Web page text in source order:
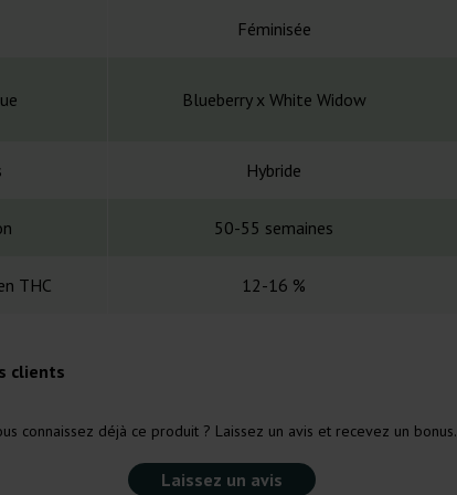
Féminisée
Blueberry x White Widow
Hybride
50-55 semaines
THC 12-16 %
clients
connaissez déjà ce produit ? Laissez un avis et recevez un bonus.
Laissez un avis